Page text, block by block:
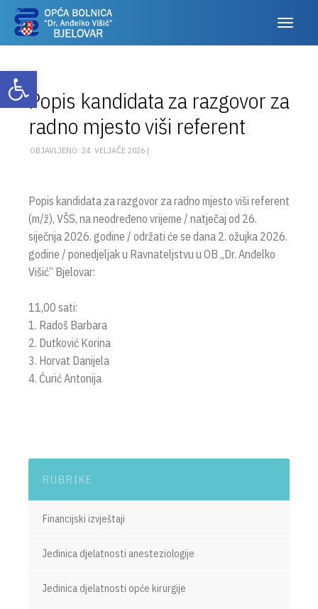
Otvori alatnu traku
Popis kandidata za razgovor za
radno mjesto viši referent
OBJAVLJENO: 24. VELJAČE 2026 |
Popis kandidata za razgovor za radno mjesto viši referent
(m/ž), VŠS, na neodređeno vrijeme / natječaj od 26.
siječnja 2026. godine / održati će se dana 2. ožujka 2026.
godine / ponedjeljak u Ravnateljstvu u OB „Dr. Anđelko
Višić“ Bjelovar:
11,00 sati:
1. Radoš Barbara
2. Dutković Korina
3. Horvat Danijela
4. Ćurić Antonija
RUBRIKE
Financijski izvještaji
Jedinica djelatnosti anesteziologije
Jedinica djelatnosti opće kirurgije